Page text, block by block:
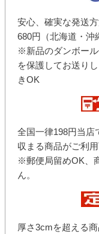
安心、確実な発送
680円（北海道・沖
※新品のダンボー
を保護してお送り
きOK
全国一律198円当店
収まる商品がご利用
※郵便局留めOK、
ん。
厚さ3cmを超える